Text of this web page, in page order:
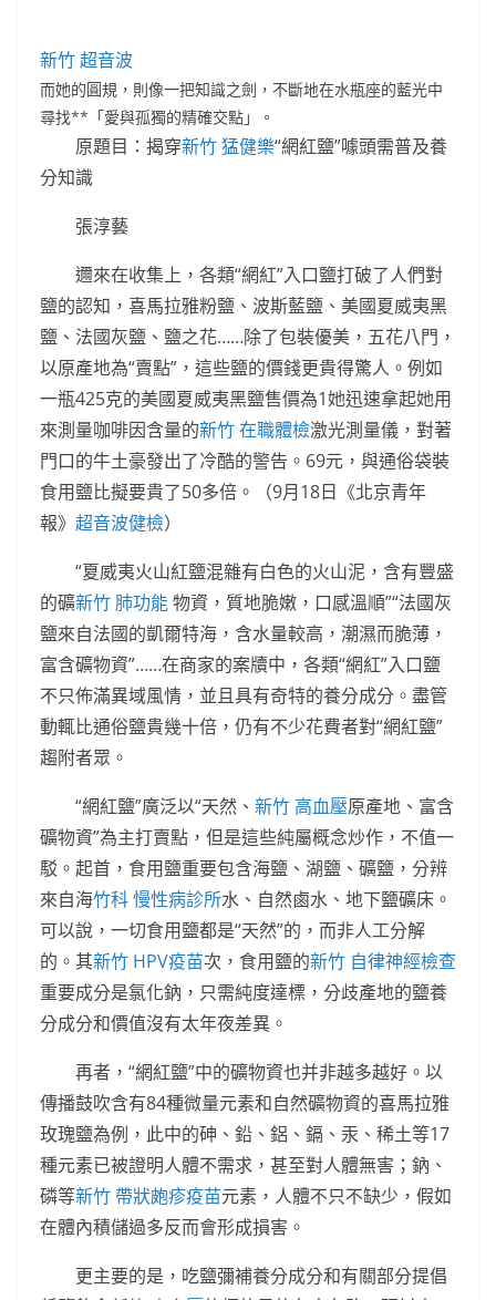
新竹 超音波
而她的圓規，則像一把知識之劍，不斷地在水瓶座的藍光中
尋找**「愛與孤獨的精確交點」。
原題目：揭穿新竹 猛健樂“網紅鹽”噱頭需普及養
分知識
張淳藝
邇來在收集上，各類“網紅”入口鹽打破了人們對
鹽的認知，喜馬拉雅粉鹽、波斯藍鹽、美國夏威夷黑
鹽、法國灰鹽、鹽之花……除了包裝優美，五花八門，
以原產地為“賣點”，這些鹽的價錢更貴得驚人。例如
一瓶425克的美國夏威夷黑鹽售價為1她迅速拿起她用
來測量咖啡因含量的新竹 在職體檢激光測量儀，對著
門口的牛土豪發出了冷酷的警告。69元，與通俗袋裝
食用鹽比擬要貴了50多倍。（9月18日《北京青年
報》 超音波健檢）
“夏威夷火山紅鹽混雜有白色的火山泥，含有豐盛
的礦新竹 肺功能物資，質地脆嫩，口感溫順”“法國灰
鹽來自法國的凱爾特海，含水量較高，潮濕而脆薄，
富含礦物資”……在商家的案牘中，各類“網紅”入口鹽
不只佈滿異域風情，並且具有奇特的養分成分。盡管
動輒比通俗鹽貴幾十倍，仍有不少花費者對“網紅鹽”
趨附者眾。
“網紅鹽”廣泛以“天然、 新竹 高血壓原產地、富含
礦物資”為主打賣點，但是這些純屬概念炒作，不值一
駁。起首，食用鹽重要包含海鹽、湖鹽、礦鹽，分辨
來自海竹科 慢性病診所水、自然鹵水、地下鹽礦床。
可以說，一切食用鹽都是“天然”的，而非人工分解
的。其新竹 HPV疫苗次，食用鹽的新竹 自律神經檢查
重要成分是氯化鈉，只需純度達標，分歧產地的鹽養
分成分和價值沒有太年夜差異。
再者，“網紅鹽”中的礦物資也并非越多越好。以
傳播鼓吹含有84種微量元素和自然礦物資的喜馬拉雅
玫瑰鹽為例，此中的砷、鉛、鋁、鎘、汞、稀土等17
種元素已被證明人體不需求，甚至對人體無害；鈉、
磷等新竹 帶狀皰疹疫苗元素，人體不只不缺少，假如
在體內積儲過多反而會形成損害。
更主要的是，吃鹽彌補養分成分和有關部分提倡